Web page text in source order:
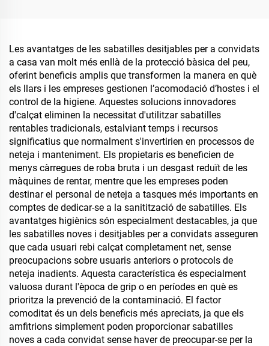
Les avantatges de les sabatilles desitjables per a convidats
a casa van molt més enllà de la protecció bàsica del peu,
oferint beneficis amplis que transformen la manera en què
els llars i les empreses gestionen l’acomodació d’hostes i el
control de la higiene. Aquestes solucions innovadores
d'calçat eliminen la necessitat d'utilitzar sabatilles
rentables tradicionals, estalviant temps i recursos
significatius que normalment s'invertirien en processos de
neteja i manteniment. Els propietaris es beneficien de
menys càrregues de roba bruta i un desgast reduït de les
màquines de rentar, mentre que les empreses poden
destinar el personal de neteja a tasques més importants en
comptes de dedicar-se a la sanitització de sabatilles. Els
avantatges higiènics són especialment destacables, ja que
les sabatilles noves i desitjables per a convidats asseguren
que cada usuari rebi calçat completament net, sense
preocupacions sobre usuaris anteriors o protocols de
neteja inadients. Aquesta característica és especialment
valuosa durant l'època de grip o en períodes en què es
prioritza la prevenció de la contaminació. El factor
comoditat és un dels beneficis més apreciats, ja que els
amfitrions simplement poden proporcionar sabatilles
noves a cada convidat sense haver de preocupar-se per la